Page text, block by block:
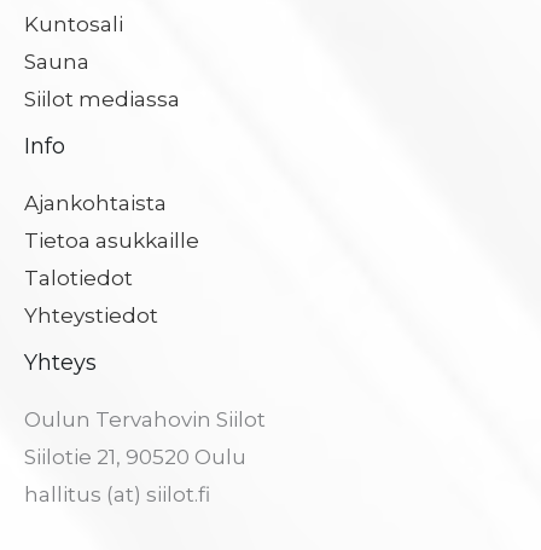
Kuntosali
Sauna
Siilot mediassa
Info
Ajankohtaista
Tietoa asukkaille
Talotiedot
Yhteystiedot
Yhteys
Oulun Tervahovin Siilot
Siilotie 21, 90520 Oulu
hallitus (at) siilot.fi